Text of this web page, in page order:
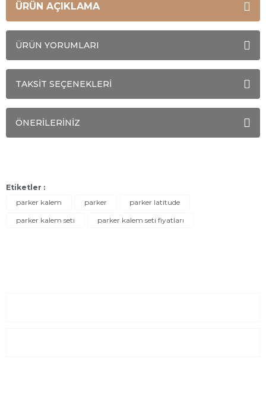
ÜRÜN AÇIKLAMA
ÜRÜN YORUMLARI
TAKSİT SEÇENEKLERİ
ÖNERİLERİNİZ
Etiketler :
parker kalem
parker
parker latitude
parker kalem seti
parker kalem seti fiyatları